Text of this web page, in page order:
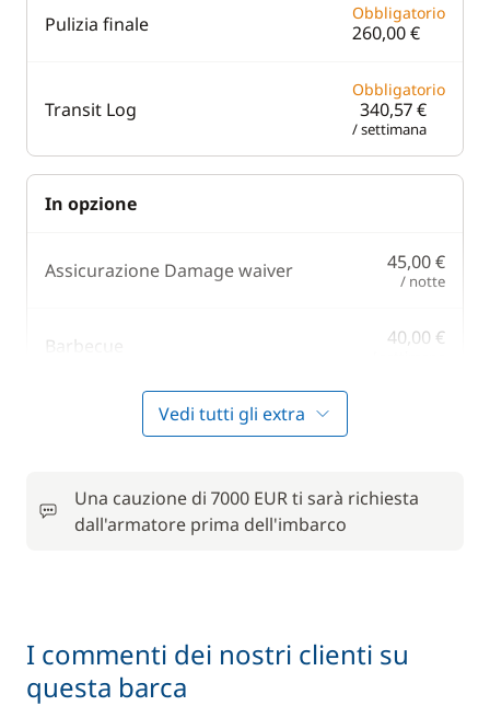
Pulizia finale Obbligatorio
260,00 €
Transit Log
Obbligatorio
340,57 €
/ settimana
In opzione
Assicurazione Damage waiver 45,00 €
/ notte
Barbecue 40,00 €
Cuoco (pasti non inclusi)
Paddle (SUP) 20,00 €
/ notte
Vedi tutti gli extra
Una cauzione di 7000 EUR ti sarà richiesta
dall'armatore prima dell'imbarco
I commenti dei nostri clienti su
questa barca